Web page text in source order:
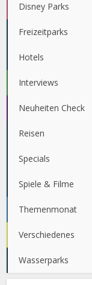
Disney Parks
Freizeitparks
Hotels
Interviews
Neuheiten Check
Reisen
Specials
Spiele & Filme
Themenmonat
Verschiedenes
Wasserparks